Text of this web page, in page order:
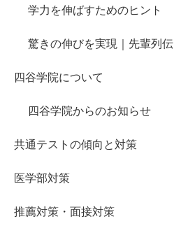
学力を伸ばすためのヒント
驚きの伸びを実現｜先輩列伝
四谷学院について
四谷学院からのお知らせ
共通テストの傾向と対策
医学部対策
推薦対策・面接対策